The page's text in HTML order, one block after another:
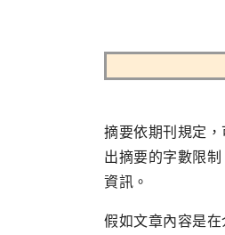
摘要依期刊規定
出摘要的字數限
資訊。
假如文章內容是